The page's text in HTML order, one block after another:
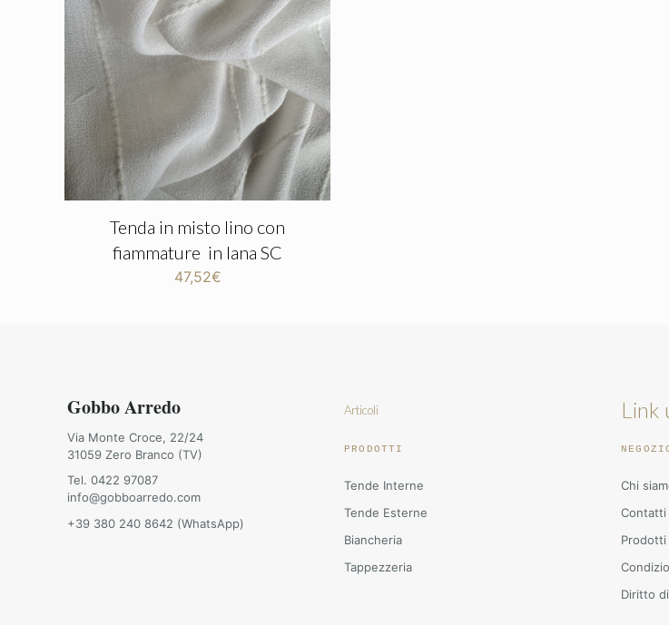
Tenda in misto lino con
fiammature in lana SC
47,52€
Gobbo Arredo
Via Monte Croce, 22/24
31059 Zero Branco (TV)
Tel. 0422 97087
info@gobboarredo.com
+39 380 240 8642 (WhatsApp)
Articoli
PRODOTTI
Tende Interne
Tende Esterne
Biancheria
Tappezzeria
Link
Chi
Contatti
Prodotti
Diritto